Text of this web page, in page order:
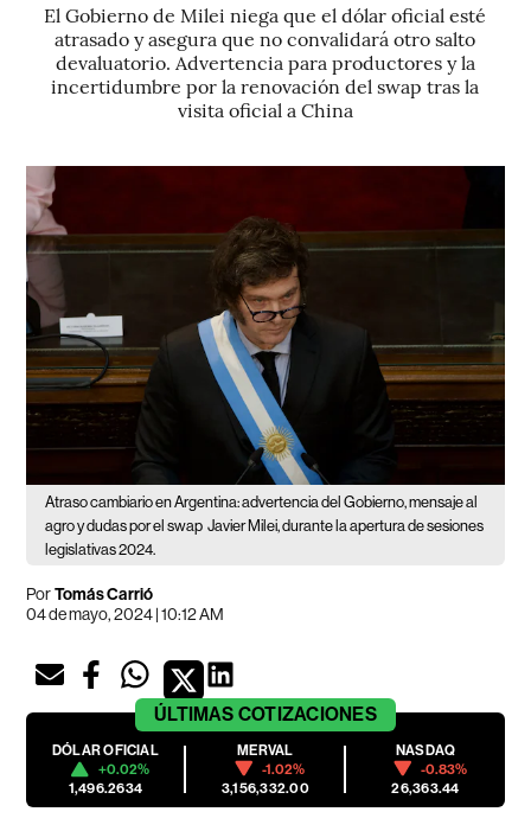
El Gobierno de Milei niega que el dólar oficial esté
atrasado y asegura que no convalidará otro salto
devaluatorio. Advertencia para productores y la
incertidumbre por la renovación del swap tras la
visita oficial a China
Atraso cambiario en Argentina: advertencia del Gobierno, mensaje al
agro y dudas por el swap Javier Milei, durante la apertura de sesiones
legislativas 2024.
PorTomás Carrió
04 de mayo, 2024 | 10:12 AM
ÚLTIMAS COTIZACIONES
DÓLAR OFICIAL
+0.02%
1,496.2634
MERVAL
-1.02%
3,156,332.00
NASDAQ
-0.83%
26,363.44